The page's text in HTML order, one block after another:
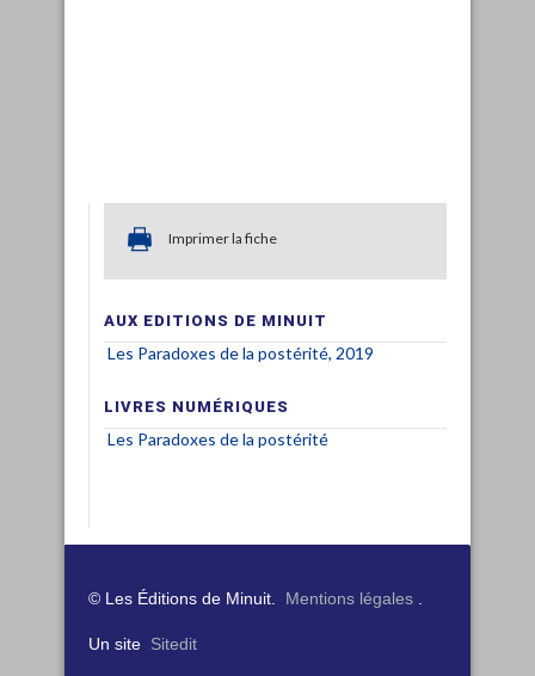
Imprimer la fiche
AUX EDITIONS DE MINUIT
Les Paradoxes de la postérité, 2019
LIVRES NUMÉRIQUES
Les Paradoxes de la postérité
© Les Éditions de Minuit. Mentions légales
Un site Sitedit